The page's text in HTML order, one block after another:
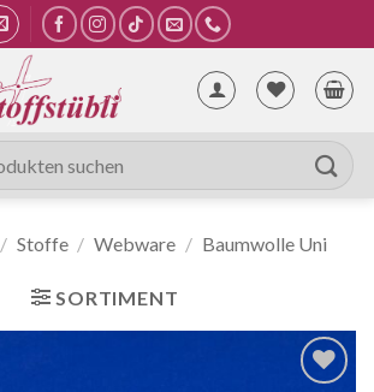
/ Stoffe / Webware / Baumwolle Uni
SORTIMENT